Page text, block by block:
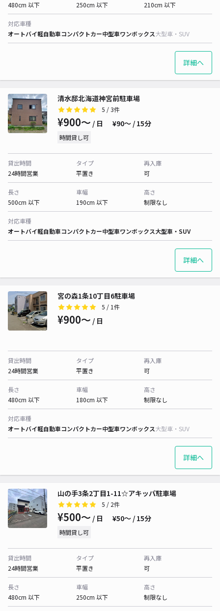
480cm 以下
250cm 以下
210cm 以下
対応車種
オートバイ軽自動車コンパクトカー中型車ワンボックス大型車・SUV
詳細へ
清水邸北海道神宮前駐車場
5 / 3件
¥900〜 / 日 ¥90〜 / 15分
時間貸し可
貸出時間
24時間営業
タイプ
平置き
再入庫
可
長さ
500cm 以下
車幅
190cm 以下
高さ
制限なし
対応車種
オートバイ軽自動車コンパクトカー中型車ワンボックス大型車・SUV
詳細へ
宮の森1条10丁目6駐車場
5 / 1件
¥900〜 / 日
貸出時間
24時間営業
タイプ
平置き
再入庫
可
長さ
480cm 以下
車幅
180cm 以下
高さ
制限なし
対応車種
オートバイ軽自動車コンパクトカー中型車ワンボックス大型車・SUV
詳細へ
山の手3条2丁目1-11☆アキッパ駐車場
5 / 2件
¥500〜 / 日 ¥50〜 / 15分
時間貸し可
貸出時間
24時間営業
タイプ
平置き
再入庫
可
長さ
480cm 以下
車幅
250cm 以下
高さ
制限なし